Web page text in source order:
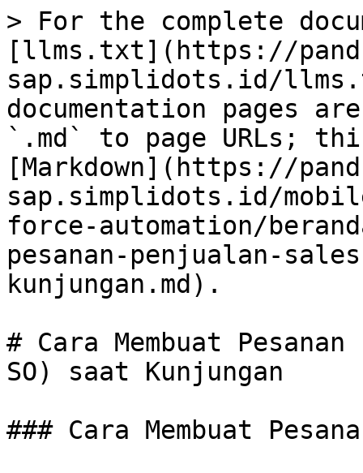
> For the complete
[llms.txt](https://
sap.simplidots.id/
documentation pages
`.md` to page URLs;
[Markdown](https://
sap.simplidots.id/
force-automation/
pesanan-penjualan-
kunjungan.md).
# Cara Membuat
SO) saat Kunjungan
### Cara Membuat